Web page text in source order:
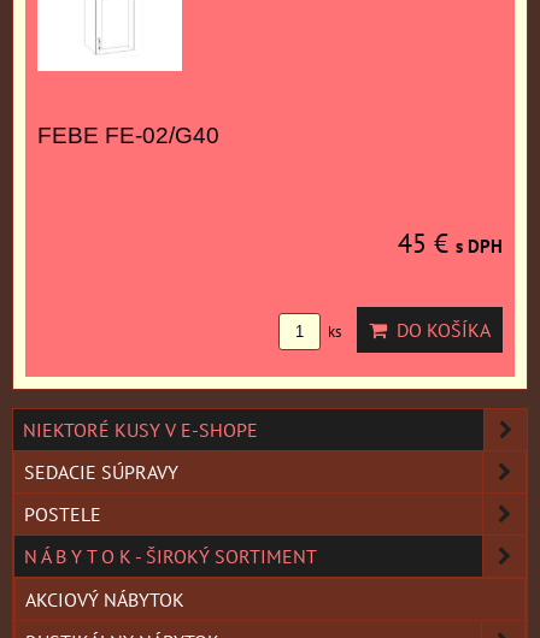
FEBE FE-02/G40
45 € s DPH
ks DO KOŠÍKA
NIEKTORÉ KUSY V E-SHOPE
SEDACIE SÚPRAVY
POSTELE
N Á B Y T O K - ŠIROKÝ SORTIMENT
AKCIOVÝ NÁBYTOK